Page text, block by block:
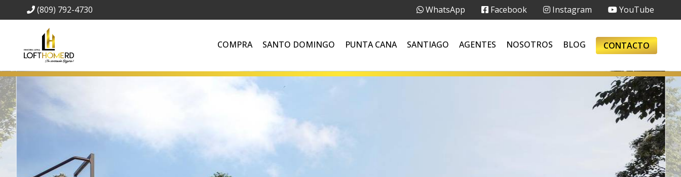
(809) 792-4730 WhatsApp Facebook Instagram YouTube
COMPRA SANTO DOMINGO PUNTA CANA SANTIAGO AGENTES NOSOTROS BLOG CONTACTO